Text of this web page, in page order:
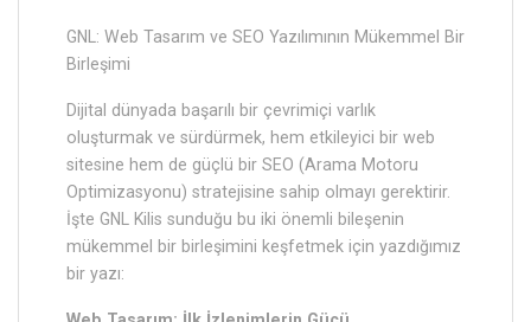
GNL: Web Tasarım ve SEO Yazılımının Mükemmel Bir
Birleşimi
Dijital dünyada başarılı bir çevrimiçi varlık
oluşturmak ve sürdürmek, hem etkileyici bir web
sitesine hem de güçlü bir SEO (Arama Motoru
Optimizasyonu) stratejisine sahip olmayı gerektirir.
İşte GNL Kilis sunduğu bu iki önemli bileşenin
mükemmel bir birleşimini keşfetmek için yazdığımız
bir yazı: